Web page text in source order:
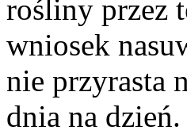
rośliny przez
wniosek
nie przyrasta
dnia na dzień.